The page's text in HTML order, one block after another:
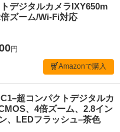
デジタルカメラIXY650m
ズーム/Wi-Fi対応
円
Amazonで購入
超コンパクトデジタルカ
、4倍ズーム、2.8イン
、LEDフラッシュ–茶色